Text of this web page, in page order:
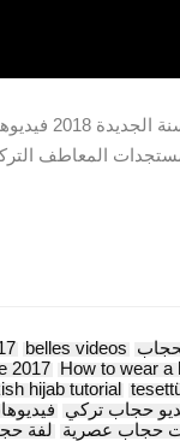
عن الحجاب التركي.
و موضة الحجاب التركي 2018 لشتاء
belles videos
How to wear a
2017
hijab tutorial
حجاب تركي
حجاب عصرية لفة